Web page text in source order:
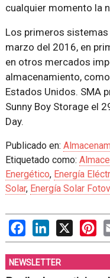
cualquier momento la
Los primeros
marzo del 2016, en
en otros mercados
almacenamiento,
Estados Unidos. SMA
Sunny Boy Storage el
Day.
Publicado en:
Etiquetado como:
Energético, Energía
Solar, Energía Solar
FacebookLinkedIn
X
NEWSLETTER